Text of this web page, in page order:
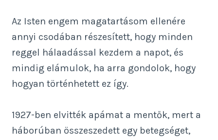
Az Isten engem magatartásom ellenére
annyi csodában részesített, hogy minden
reggel hálaadással kezdem a napot, és
mindig elámulok, ha arra gondolok, hogy
hogyan történhetett ez így.
1927-ben elvitték apámat a mentők, mert a
háborúban összeszedett egy betegséget,